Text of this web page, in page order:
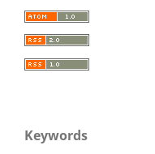
Keywords